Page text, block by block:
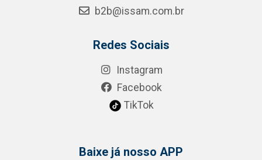
b2b@issam.com.br
Redes Sociais
Instagram
Facebook
TikTok
Baixe já nosso APP